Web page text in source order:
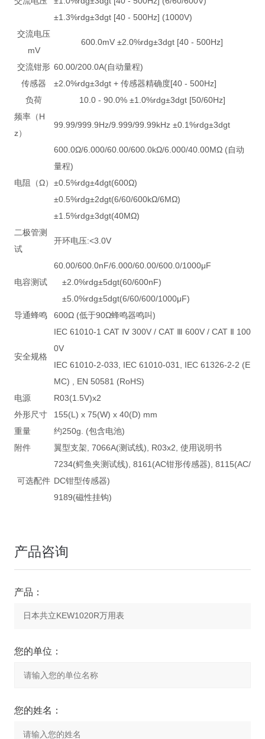
±1.3%rdg±3dgt [40 - 500Hz] (1000V)
交流电压
mV
600.0mV ±2.0%rdg±3dgt [40 - 500Hz]
交流钳形
传感器
60.00/200.0A(自动量程)
±2.0%rdg±3dgt + 传感器精确度[40 - 500Hz]
负荷
10.0 - 90.0% ±1.0%rdg±3dgt [50/60Hz]
频率（H
z）
99.99/999.9Hz/9.999/99.99kHz ±0.1%rdg±3dgt
电阻（Ω）
600.0Ω/6.000/60.00/600.0kΩ/6.000/40.00MΩ (自动
量程)
±0.5%rdg±4dgt(600Ω)
±0.5%rdg±2dgt(6/60/600kΩ/6MΩ)
±1.5%rdg±3dgt(40MΩ)
二极管测
试
开环电压:<3.0V
电容测试
60.00/600.0nF/6.000/60.00/600.0/1000μF
±2.0%rdg±5dgt(60/600nF)
±5.0%rdg±5dgt(6/60/600/1000μF)
导通蜂鸣
600Ω (低于90Ω蜂鸣器鸣叫)
安全规格
IEC 61010-1 CAT Ⅳ 300V / CAT Ⅲ 600V / CAT Ⅱ 100
0V
IEC 61010-2-033, IEC 61010-031, IEC 61326-2-2 (E
MC) , EN 50581 (RoHS)
电源
R03(1.5V)x2
外形尺寸
155(L) x 75(W) x 40(D) mm
重量
约250g. (包含电池)
附件
翼型支架, 7066A(测试线), R03x2, 使用说明书
可选配件
7234(鳄鱼夹测试线), 8161(AC钳形传感器), 8115(AC/
DC钳型传感器)
9189(磁性挂钩)
产品咨询
产品：
您的单位：
您的姓名：